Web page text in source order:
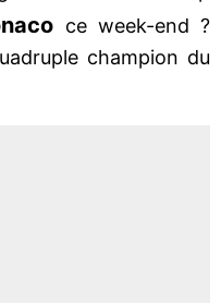
ce week-end ?
champion du